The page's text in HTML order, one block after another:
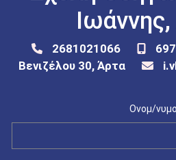
Ονομ/νυμο
2681021066
Βενιζέλου 30, Άρτα